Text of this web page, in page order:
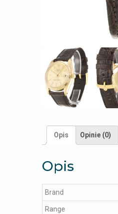
Opis Opinie (0)
Opis
Brand
Range